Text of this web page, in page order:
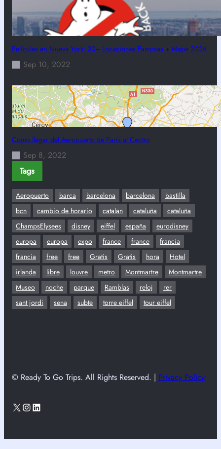
Películas en Nueva York: 20+ Locaciones Famosas + Mapa 2026
Sep 10, 2022
Como llegar del Aeropuerto de París al Centro
Sep 8, 2022
Tags
Aeropuerto barca barcelona barcelona
bastilla
bcn
cambio de horario catalan cataluña
cataluña
ChampsElysees
disney eiffel españa
eurodisney
europa
europa expo france france
francia
francia
free free Gratis Gratis hora
Hotel
irlanda
libre louvre metro Montmartre
Montmartre
Museo
noche parque Ramblas reloj
rer
sant jordi
sena subte torre eiffel tour eiffel
© Ready To Go Trips. All Rights Reserved. | Privacy Policy
X Instagram
LinkedIn